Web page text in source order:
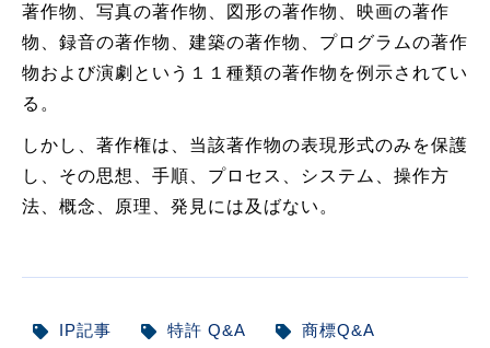
著作物、写真の著作物、図形の著作物、映画の著作
物、録音の著作物、建築の著作物、プログラムの著作
物および演劇という１１種類の著作物を例示されてい
る。
しかし、著作権は、当該著作物の表現形式のみを保護
し、その思想、手順、プロセス、システム、操作方
法、概念、原理、発見には及ばない。
IP記事 特許 Q&A 商標Q&A